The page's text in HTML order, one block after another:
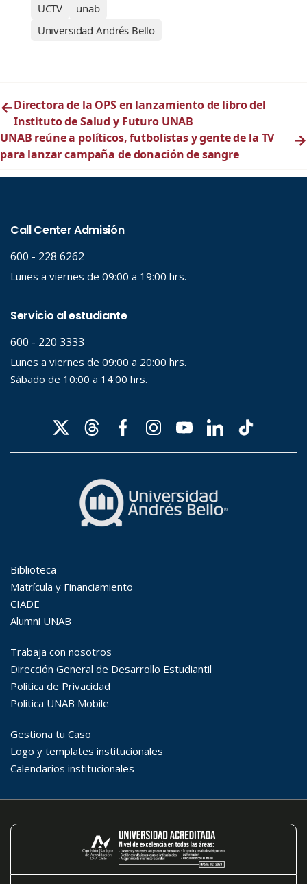
UCTV
unab
Universidad Andrés Bello
←Directora de la OPS en lanzamiento de libro del
Instituto de Salud y Futuro UNAB
UNAB reúne a políticos, futbolistas y gente de la TV
para lanzar campaña de donación de sangre
→